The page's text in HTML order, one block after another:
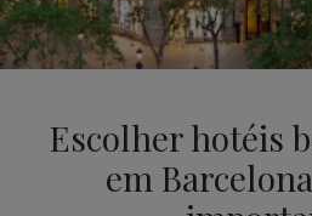
Escolher hotéis
em